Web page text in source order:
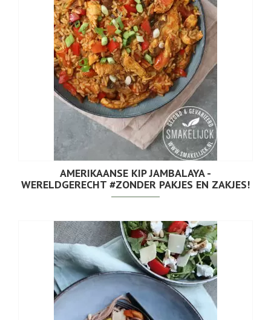
AMERIKAANSE KIP JAMBALAYA -
WERELDGERECHT #ZONDER PAKJES EN ZAKJES!